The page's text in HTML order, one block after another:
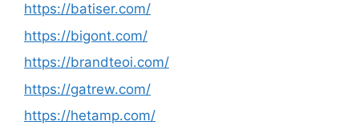
https://batiser.com/
https://bigont.com/
https://brandteoi.com/
https://gatrew.com/
https://hetamp.com/